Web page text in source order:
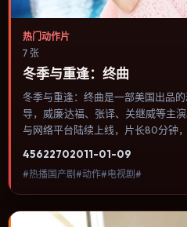
热门动作片
7 张
冬季与重逢：终曲
冬季与重逢：终曲是一部美国出品
导，威廉·达福、张译、关继威等主
与网络平台陆续上线，片长80分钟
奏与视听语言统一，可作为休闲观影
45622702011-01-09
#热播国产剧#动作#电视剧#